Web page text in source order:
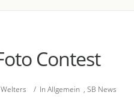
Contest
/ In Allgemein , SB News